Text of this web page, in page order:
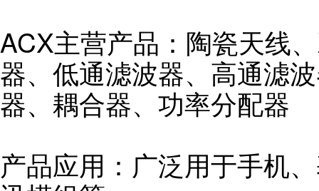
ACX主营产品：陶瓷天线
器、低通滤波器、高通滤
器、耦合器、功率分配器
产品应用：广泛用于手机